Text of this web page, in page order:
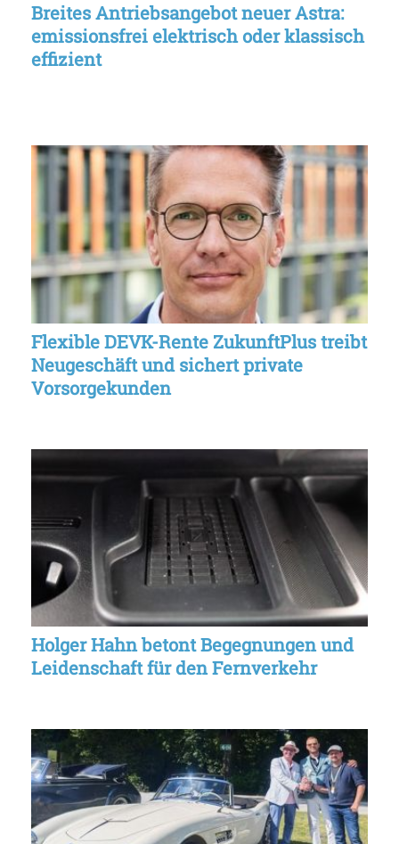
Breites Antriebsangebot neuer Astra:
emissionsfrei elektrisch oder klassisch
effizient
Flexible DEVK-Rente ZukunftPlus treibt
Neugeschäft und sichert private
Vorsorgekunden
Holger Hahn betont Begegnungen und
Leidenschaft für den Fernverkehr